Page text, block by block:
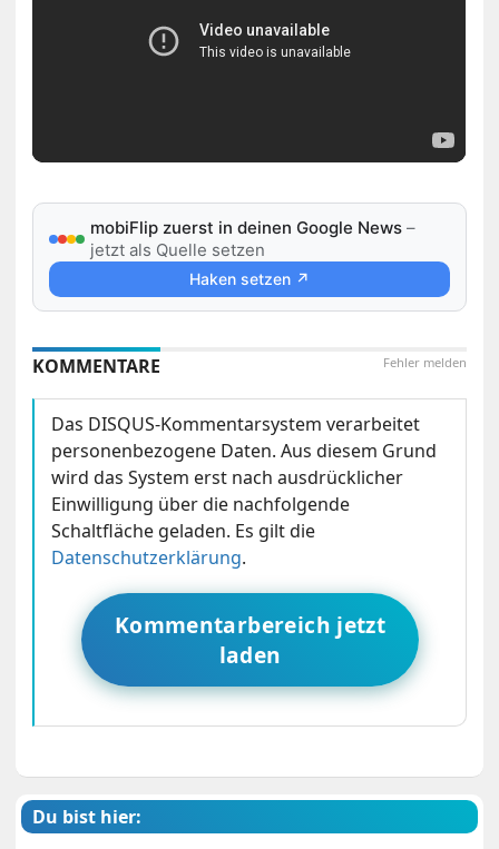
mobiFlip zuerst in deinen Google News –
jetzt als Quelle setzen
Haken setzen ↗
Fehler melden
KOMMENTARE
Das DISQUS-Kommentarsystem verarbeitet
personenbezogene Daten. Aus diesem Grund
wird das System erst nach ausdrücklicher
Einwilligung über die nachfolgende
Schaltfläche geladen. Es gilt die
Datenschutzerklärung.
Kommentarbereich jetzt
laden
Du bist hier: